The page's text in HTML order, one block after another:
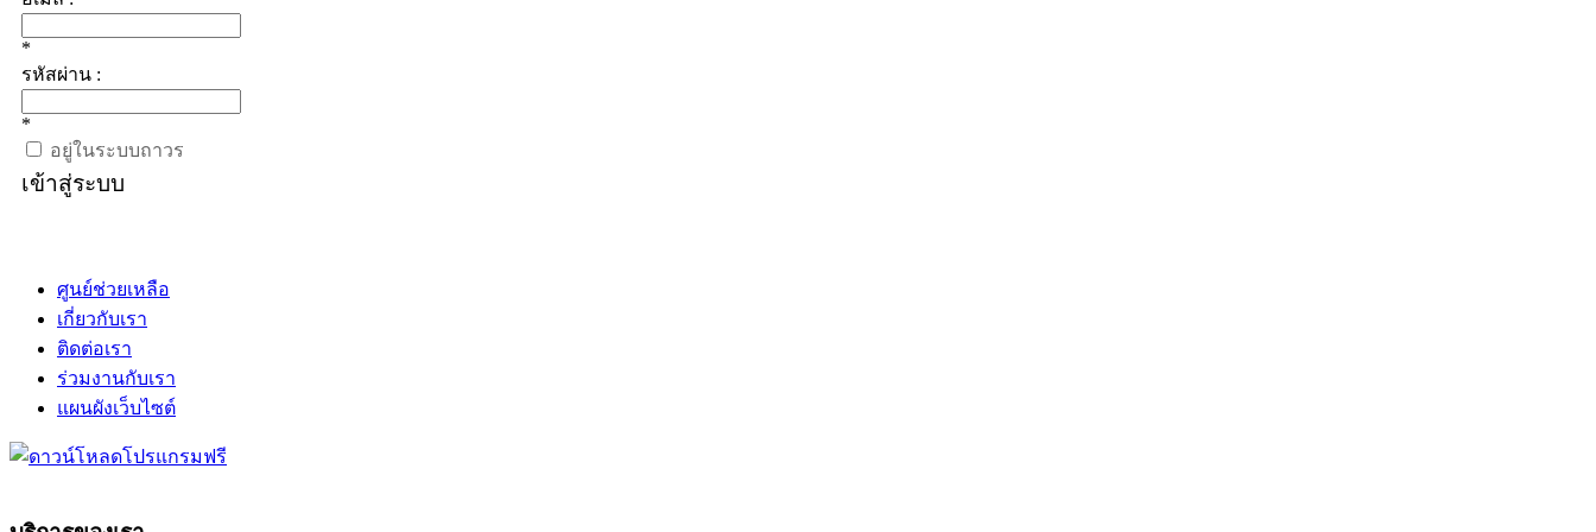
*
รหัสผ่าน :
*
อยู่ในระบบถาวร
เข้าสู่ระบบ
ศูนย์ช่วยเหลือ
เกี่ยวกับเรา
ติดต่อเรา
ร่วมงานกับเรา
แผนผังเว็บไซต์